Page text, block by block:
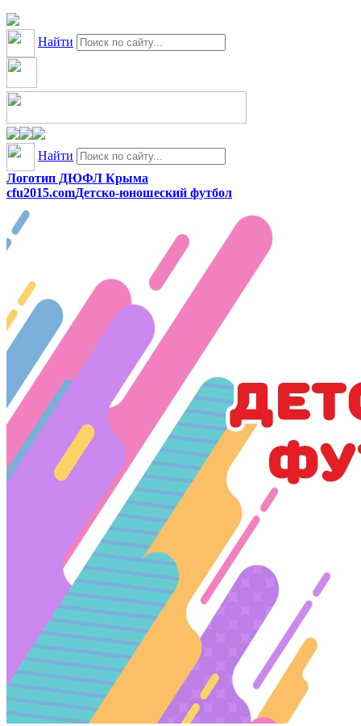
Найти
Найти
Логотип ДЮФЛ Крыма
cfu2015.comДетско-юношеский футбол